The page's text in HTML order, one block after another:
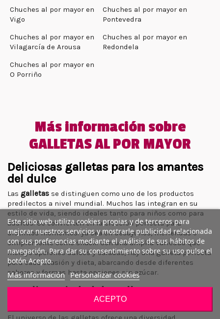
Chuches al por mayor en
Vigo
Chuches al por mayor en
Pontevedra
Chuches al por mayor en
Vilagarcía de Arousa
Chuches al por mayor en
Redondela
Chuches al por mayor en
O Porriño
Más información sobre
GALLETAS AL POR MAYOR
Deliciosas galletas para los amantes
del dulce
Las galletas se distinguen como uno de los productos
predilectos a nivel mundial. Muchos las integran en su
estilo de vida, siendo ideales tanto para niños como para
adultos. Se convierten en la elección perfecta para
distintos momentos: ya sea en desayunos, meriendas o
simplemente como snack. Con una amplia variedad que
incluye opciones dulces y saladas, hay una galleta perfecta
para cada ocasión y dieta, abarcando desde diferentes
sabores y formas hasta opciones sin azúcar.
Amplia variedad de galletas
Este sitio web utiliza cookies propias y de terceros para
mejorar nuestros servicios y mostrarle publicidad relacionada
con sus preferencias mediante el análisis de sus hábitos de
navegación. Para dar su consentimiento sobre su uso pulse el
botón Acepto.
Más información Personalizar cookies
ACEPTO